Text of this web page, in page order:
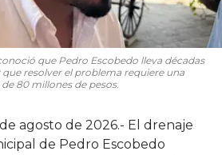
que Pedro Escobedo lleva décadas
resolver el problema requiere una
80 millones de pesos.
agosto de 2026.- El drenaje
de Pedro Escobedo